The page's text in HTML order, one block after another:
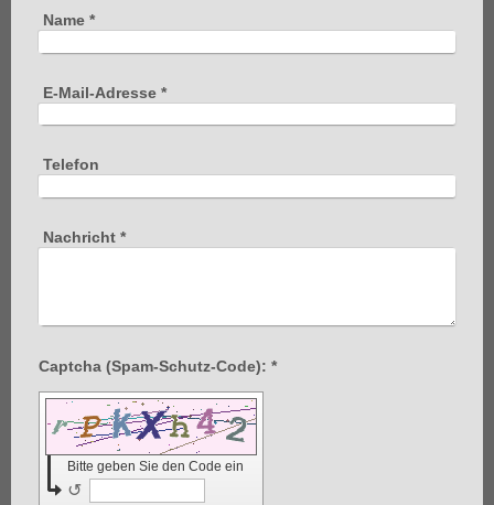
Name*
E-Mail-Adresse*
Telefon
Nachricht*
Captcha (Spam-Schutz-Code): *
Bitte geben Sie den Code ein
↺